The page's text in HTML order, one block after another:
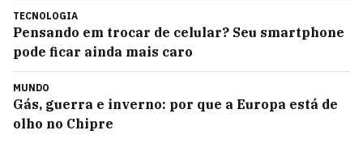
TECNOLOGIA
Pensando em trocar de celular? Seu smartphone
pode ficar ainda mais caro
MUNDO
Gás, guerra e inverno: por que a Europa está de
olho no Chipre